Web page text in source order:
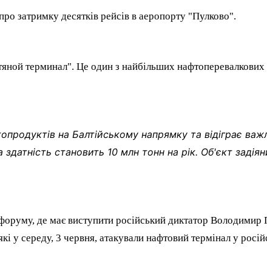
затримку десятків рейсів в аеропорту "Пулково".
терминал". Це один з найбільших нафтоперевалкових
на Балтійському напрямку та відіграє
становить 10 млн тонн на рік. Об'єкт
де має виступити російський диктатор
у середу, 3 червня, атакували нафтовий термінал у